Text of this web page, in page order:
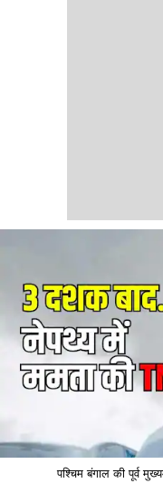
पश्चिम बंगाल की पूर्व